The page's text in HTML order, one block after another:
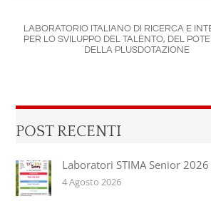
LABORATORIO ITALIANO DI RICERCA E
PER LO SVILUPPO DEL TALENTO, DEL
DELLA PLUSDOTAZIONE
POST RECENTI
Laboratori STIMA Senior 2026
4 Agosto 2026